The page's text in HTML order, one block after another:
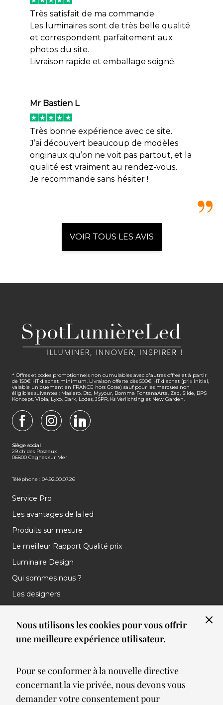
Nous utilisons les cookies pour vous offrir
une meilleure expérience utilisateur.
Pour se conformer à la nouvelle directive
concernant la vie privée, nous devons vous
demander votre consentement pour
Très satisfait de ma commande.
Les luminaires sont de très belle qualité
et correspondent parfaitement aux
photos du site.
Livraison rapide et emballage soigné.
Mr Bastien L
Très bonne expérience avec ce site.
J’ai découvert beaucoup de modèles
originaux qu’on ne voit pas partout, et la
qualité est vraiment au rendez-vous.
Je recommande sans hésiter !
VOIR TOUS LES AVIS
* Offres et codes promotionnels non cumulables avec d'autres offres et à partir
de 150€ HT d'achat minimum. Livraison offerte dès 500€ HT d'achat (prix initial,
valable uniquement en FRANCE hors Corse) sauf pour les marques non
éligibles suivantes : Masiero, Btc, Myyour, Bomma FontanaArte, Zad, Slide, BPS
Koncept, Vibia, Lyxo, Dark, Lodes, JSPR, Ks Verlichting et New Garden.
Siège social
29 ch des Roseaux
06800 Cagnes sur Mer
Téléphone : 04.92.00.07.26
Service Pro
Les avantages de la led
Produits sur mesure
Le meilleur Rapport Qualité prix
Luminaire Design
Qui sommes nous ?
Les designers
Nos réalisations
Nos Clients
Meilleures ventes
Blog